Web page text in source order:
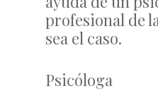
profesional de
sea el caso.
Psicóloga